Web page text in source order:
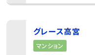
グレース高宮
マンション